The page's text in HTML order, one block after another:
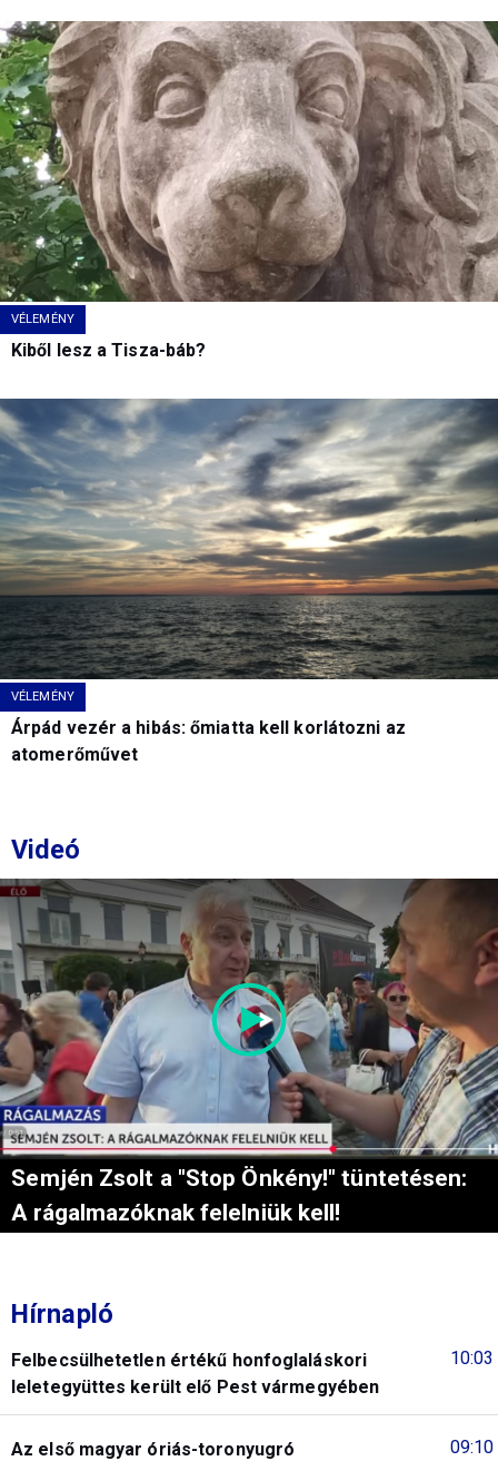
VÉLEMÉNY
Kiből lesz a Tisza-báb?
VÉLEMÉNY
Árpád vezér a hibás: őmiatta kell korlátozni az
atomerőművet
Videó
Semjén Zsolt a "Stop Önkény!" tüntetésen:
A rágalmazóknak felelniük kell!
Hírnapló
10:03
Felbecsülhetetlen értékű honfoglaláskori
leletegyüttes került elő Pest vármegyében
09:10
Az első magyar óriás-toronyugró